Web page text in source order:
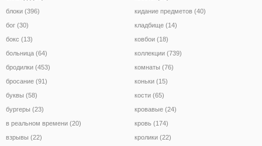
блоки (396)
бог (30)
бокс (13)
больница (64)
бродилки (453)
бросание (91)
буквы (58)
бургеры (23)
в реальном времени (20)
взрывы (22)
кидание предметов (40)
кладбище (14)
ковбои (18)
коллекции (739)
комнаты (76)
коньки (15)
кости (65)
кровавые (24)
кровь (174)
кролики (22)